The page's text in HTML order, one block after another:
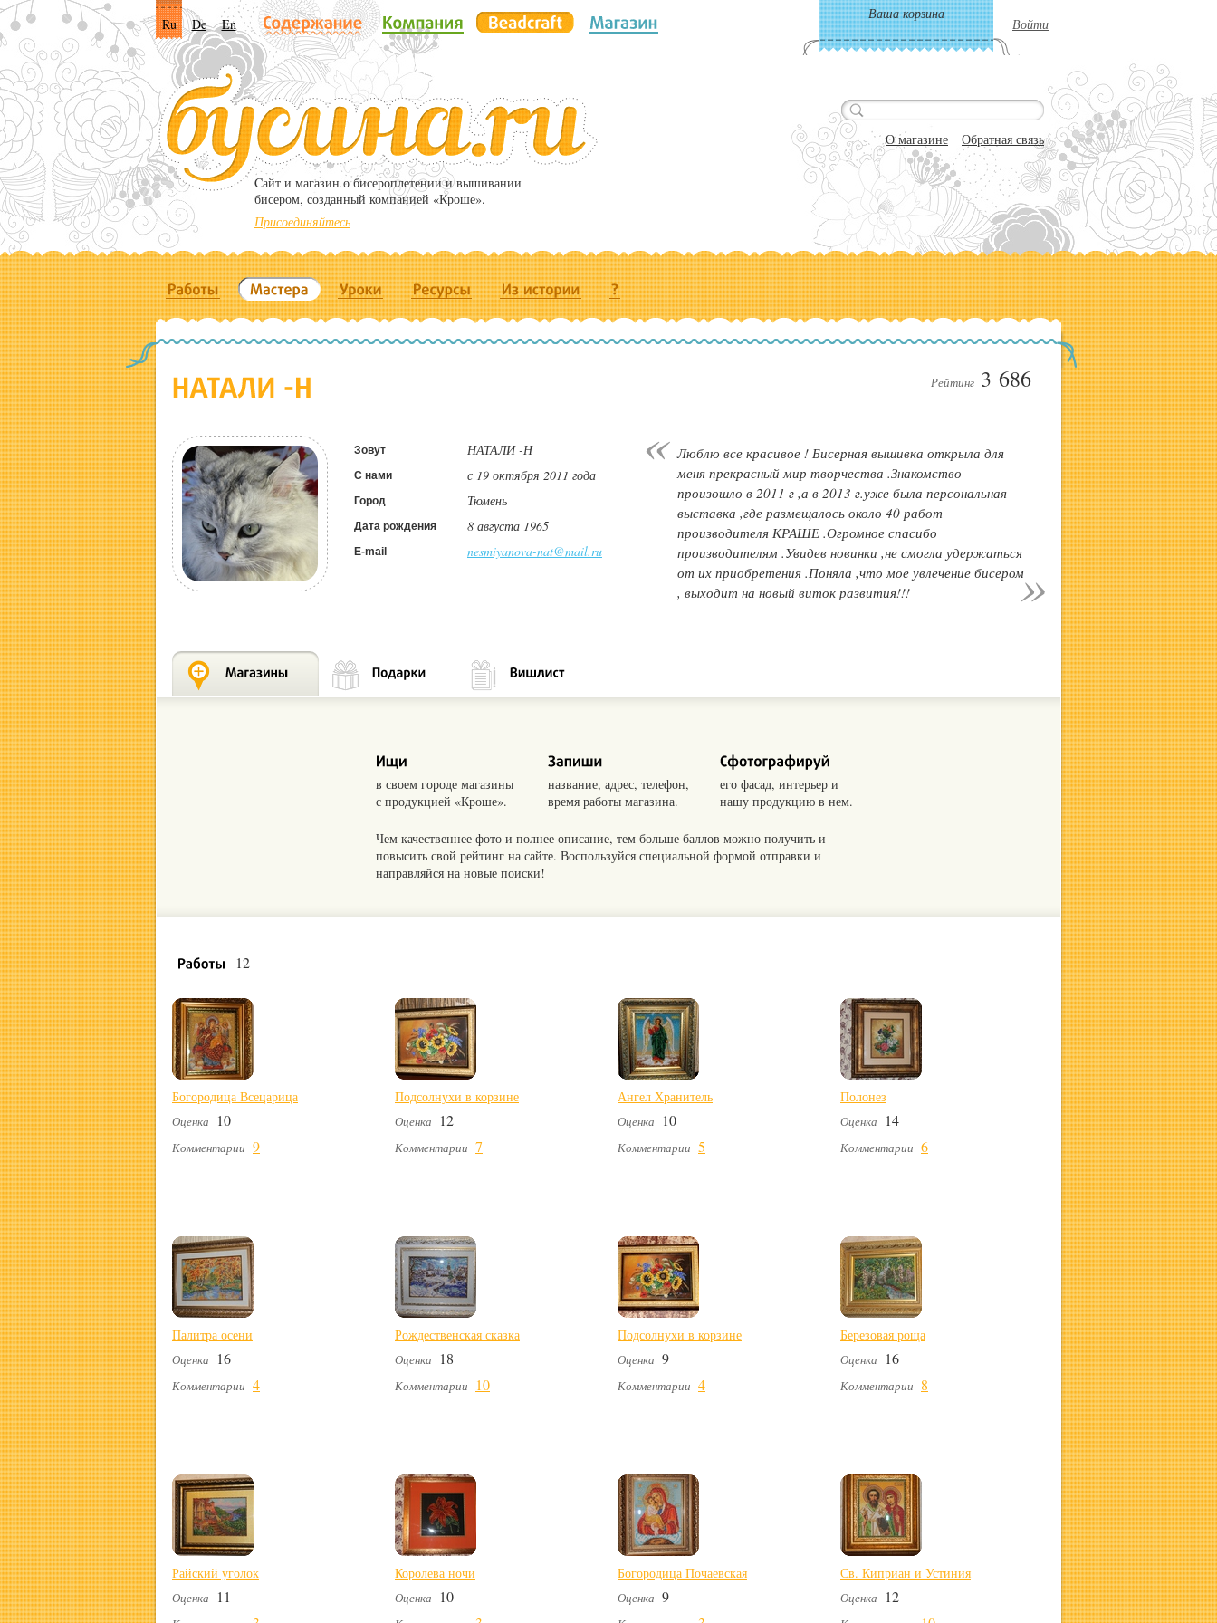
Ru De En
Ваша корзина
Войти
Cайт и магазин о бисероплетении и вышивании
бисером, созданный компанией «Кроше».
Присоединяйтесь
О магазине Обратная связь
Рейтинг 3 686
Зовут НАТАЛИ -Н
С нами с 19 октября 2011 года
Город Тюмень
Дата рождения 8 августа 1965
E-mail nesmiyanova-nat@mail.ru
Люблю все красивое ! Бисерная вышивка открыла для
меня прекрасный мир творчества .Знакомство
произошло в 2011 г ,а в 2013 г.уже была персональная
выставка ,где размещалось около 40 работ
производителя КРАШЕ .Огромное спасибо
производителям .Увидев новинки ,не смогла удержаться
от их приобретения .Поняла ,что мое увлечение бисером
, выходит на новый виток развития!!!
в своем городе магазины
с продукцией «Кроше».
название, адрес, телефон,
время работы магазина.
его фасад, интерьер и
нашу продукцию в нем.
Чем качественнее фото и полнее описание, тем больше баллов можно получить и
повысить свой рейтинг на сайте. Воспользуйся специальной формой отправки и
направляйся на новые поиски!
12
Богородица Всецарица
Оценка 10
Комментарии 9
Подсолнухи в корзине
Оценка 12
Комментарии 7
Ангел Хранитель
Оценка 10
Комментарии 5
Полонез
Оценка 14
Комментарии 6
Палитра осени
Оценка 16
Комментарии 4
Рождественская сказка
Оценка 18
Комментарии 10
Подсолнухи в корзине
Оценка 9
Комментарии 4
Березовая роща
Оценка 16
Комментарии 8
Райский уголок
Оценка 11
Королева ночи
Оценка 10
Богородица Почаевская
Оценка 9
Св. Киприан и Устиния
Оценка 12